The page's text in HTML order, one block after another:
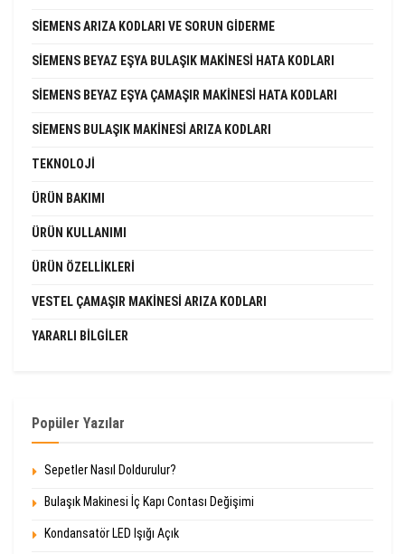
SIEMENS ARIZA KODLARI VE SORUN GIDERME
SIEMENS BEYAZ EŞYA BULAŞIK MAKINESI HATA KODLARI
SIEMENS BEYAZ EŞYA ÇAMAŞIR MAKINESI HATA KODLARI
SIEMENS BULAŞIK MAKINESI ARIZA KODLARI
TEKNOLOJI
ÜRÜN BAKIMI
ÜRÜN KULLANIMI
ÜRÜN ÖZELLIKLERI
VESTEL ÇAMAŞIR MAKINESI ARIZA KODLARI
YARARLI BILGILER
Popüler Yazılar
Sepetler Nasıl Doldurulur?
Bulaşık Makinesi İç Kapı Contası Değişimi
Kondansatör LED Işığı Açık